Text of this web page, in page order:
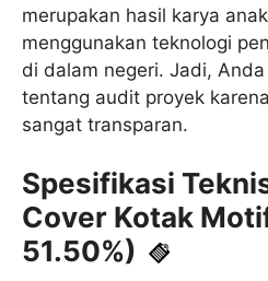
merupakan hasil karya
menggunakan teknologi
di dalam negeri. Jadi,
tentang audit proyek
sangat transparan.
Spesifikasi
Cover Kotak
51.50%)